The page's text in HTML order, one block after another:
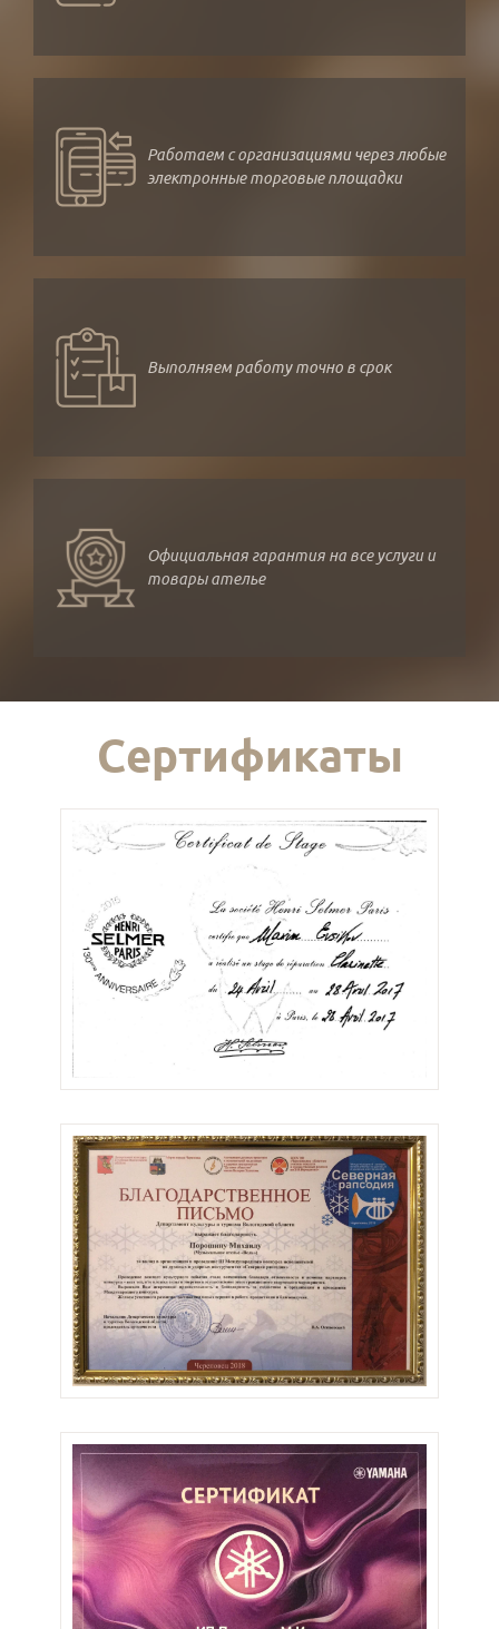
Работаем с организациями через любые
электронные торговые площадки
Выполняем работу точно в срок
Официальная гарантия на все услуги и
товары ателье
Сертификаты